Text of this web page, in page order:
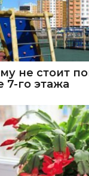
не стоит
7-го этажа